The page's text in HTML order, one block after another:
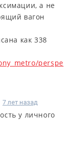
а не
вагон
как 338
perspe
7 лет назад
у личного